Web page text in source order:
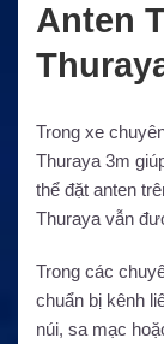
Anten
Trong xe
Thuraya 3m
thể đặt anten
Thuraya vẫn
Trong các
chuẩn bị kênh
núi, sa mạc